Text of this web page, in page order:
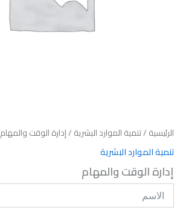
الرئيسية /تنمية الموارد البشرية / إدارة الوقت والمهام
تنمية الموارد البشرية
إدارة الوقت والمهام